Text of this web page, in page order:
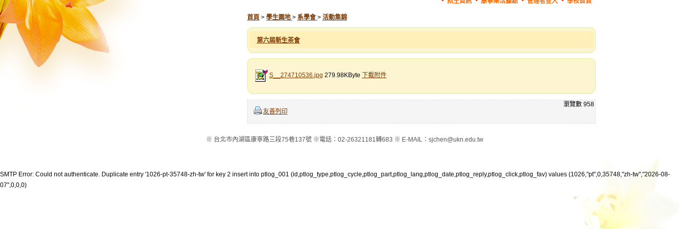
首頁 > 學生園地 > 系學會> 活動集錦
第六屆新生茶會
S__274710536.jpg 279.98KByte 下載附件
瀏覽數 958
友善列印
※ 台北市內湖區康寧路三段75巷137號 ※電話：02-26321181轉683 ※ E-MAIL：sjchen@ukn.edu.tw
SMTP Error: Could not authenticate. Duplicate entry '1026-pt-35748-zh-tw' for key 2 insert into ptlog_001 (id,ptlog_type,ptlog_cycle,ptlog_part,ptlog_lang,ptlog_date,ptlog_reply,ptlog_click,ptlog_fav) values (1026,"pt",0,35748,"zh-tw","2026-08-
07",0,0,0)